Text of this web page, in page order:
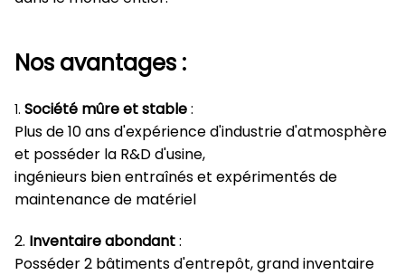
Nos avantages :
1. Société mûre et stable:
Plus de 10 ans d'expérience d'industrie d'atmosphère
et posséder la R&D d'usine,
ingénieurs bien entraînés et expérimentés de
maintenance de matériel
2. Inventaire abondant:
Posséder 2 bâtiments d'entrepôt, grand inventaire